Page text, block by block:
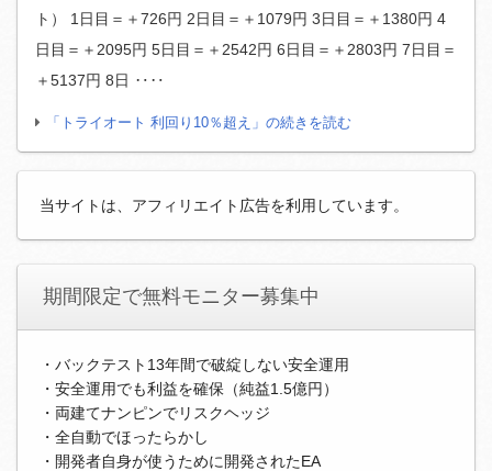
ト） 1日目＝＋726円 2日目＝＋1079円 3日目＝＋1380円 4
日目＝＋2095円 5日目＝＋2542円 6日目＝＋2803円 7日目＝
＋5137円 8日 ‥‥
「トライオート 利回り10％超え」の続きを読む
当サイトは、アフィリエイト広告を利用しています。
期間限定で無料モニター募集中
・バックテスト13年間で破綻しない安全運用
・安全運用でも利益を確保（純益1.5億円）
・両建てナンピンでリスクヘッジ
・全自動でほったらかし
・開発者自身が使うために開発されたEA